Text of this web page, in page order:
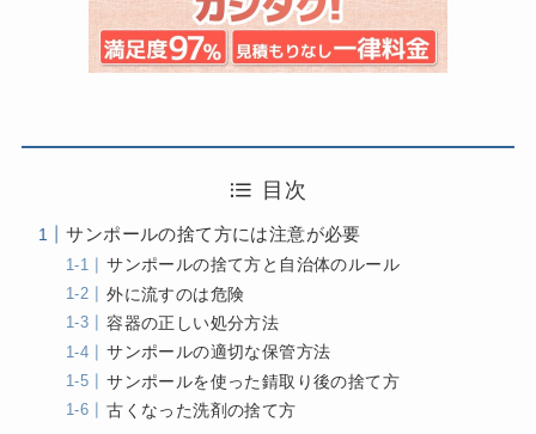
目次
サンポールの捨て方には注意が必要
サンポールの捨て方と自治体のルール
外に流すのは危険
容器の正しい処分方法
サンポールの適切な保管方法
サンポールを使った錆取り後の捨て方
古くなった洗剤の捨て方